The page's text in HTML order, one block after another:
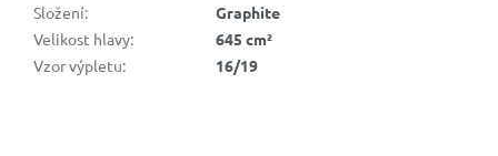
Složení:
Graphite
Velikost hlavy:
645 cm²
Vzor výpletu: 16/19